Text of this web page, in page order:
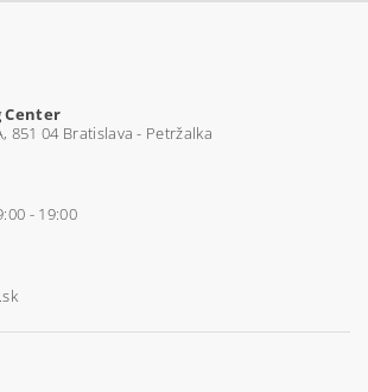
Center
851 04 Bratislava - Petržalka
- 19:00